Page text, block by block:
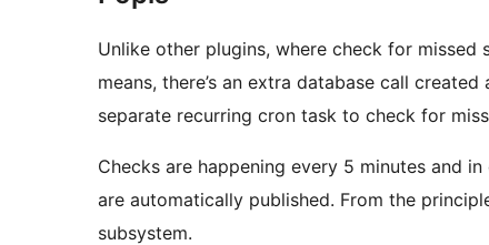
Unlike other plugins, where check for
means, there’s an extra database call
separate recurring cron task to check for
Checks are happening every 5 minutes and
are automatically published. From the
subsystem.